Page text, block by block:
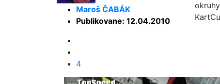
Maroš ČABÁK
Publikovane: 12.04.2010
4